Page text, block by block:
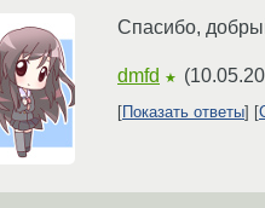
Спасибо,
dmfd ★ (
Показать ответы